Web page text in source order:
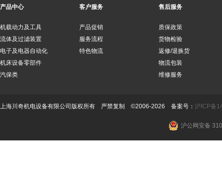
产品中心
机载动力及工具
流体及过滤装置
电子及电器自动化
机床设备零部件
汽保类
客户服务
产品促销
服务流程
特色物流
售后服务
质保政策
货物检验
返修/退换货
物流包装
维修服务
上海川奇机电设备有限公司版权所有 严禁复制 ©2006-2026 备案号： 沪ICP备
沪公网安备